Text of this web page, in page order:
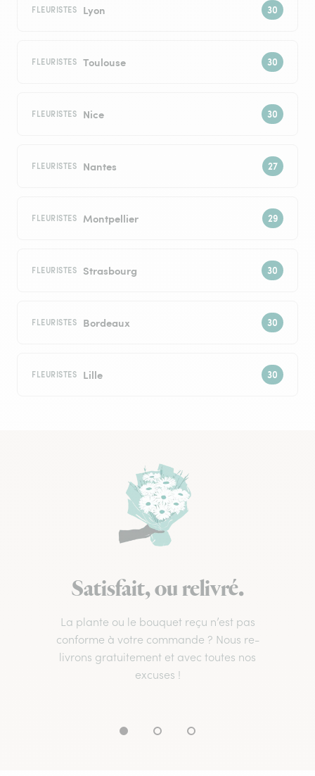
FLEURISTES Lyon
FLEURISTES Toulouse
FLEURISTES Nice
FLEURISTES Nantes
FLEURISTES Montpellier
FLEURISTES Strasbourg
FLEURISTES Bordeaux
FLEURISTES Lille
Satisfait, ou relivré.
La plante ou le bouquet reçu n’est pas
conforme à votre commande ? Nous re-
livrons gratuitement et avec toutes nos
excuses !